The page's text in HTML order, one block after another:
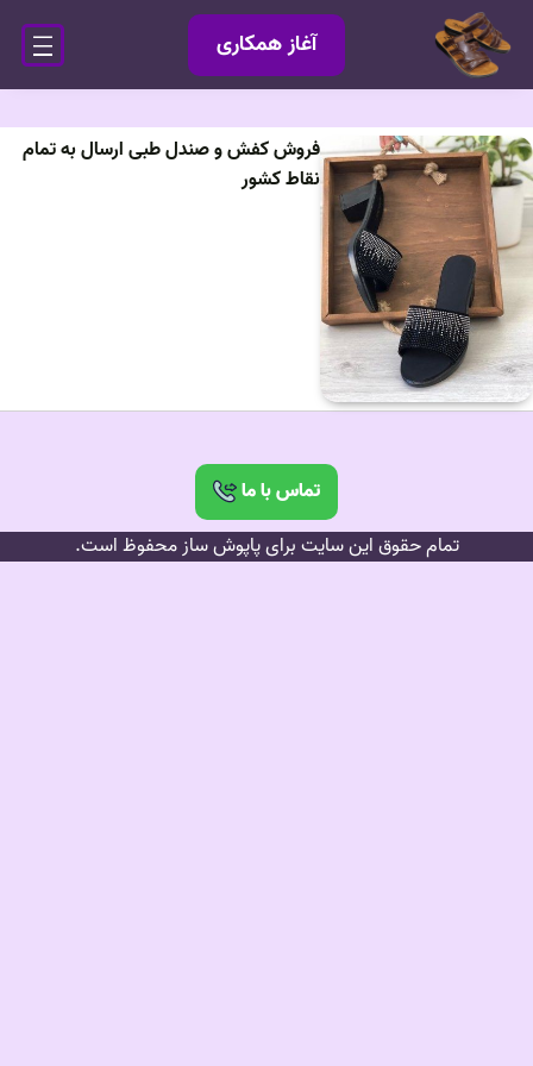
آغاز همکاری
فروش کفش و صندل طبی ارسال به تمام
نقاط کشور
تماس با ما
تمام حقوق این سایت برای پاپوش ساز محفوظ است.